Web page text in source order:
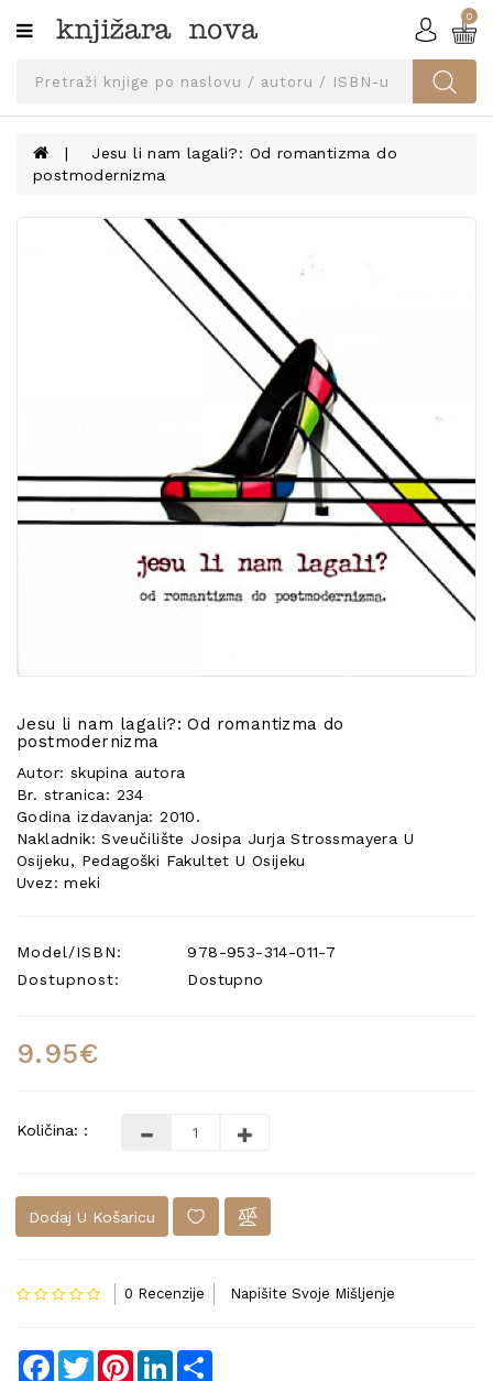
Kategorije
SVEUČILIŠNA
UDŽBENICI
PRIBOR
POSEBNA
PONUDA
0
Jesu li nam lagali?: Od romantizma do
postmodernizma
Jesu li nam lagali?: Od romantizma do
postmodernizma
Autor: skupina autora
Br. stranica: 234
Godina izdavanja: 2010.
Nakladnik: Sveučilište Josipa Jurja Strossmayera U
Osijeku, Pedagoški Fakultet U Osijeku
Uvez: meki
Model/ISBN:
978-953-314-011-7
Dostupnost:
Dostupno
9.95€
Količina: :
Dodaj U Košaricu
0 Recenzije Napišite Svoje Mišljenje
Facebook
TwitterPinterestLinkedIn